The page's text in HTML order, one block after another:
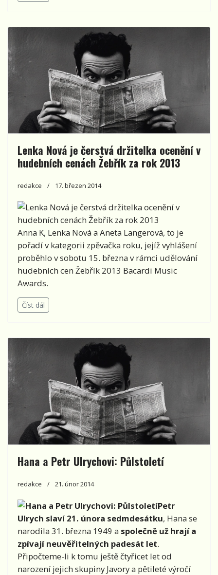
Lenka Nová je čerstvá držitelka ocenění v
hudebních cenách Žebřík za rok 2013
redakce 17. březen 2014
Anna K, Lenka Nová a Aneta Langerová, to je
pořadí v kategorii zpěvačka roku, jejíž vyhlášení
proběhlo v sobotu 15. března v rámci udělování
hudebních cen Žebřík 2013 Bacardi Music
Awards.
Číst dál
Hana a Petr Ulrychovi: Půlstoletí
redakce 21. únor 2014
Petr
Ulrych slaví 21. února sedmdesátku, Hana se
narodila 31. března 1949 a společně už hrají a
zpívají neuvěřitelných padesát let.
Připočteme-li k tomu ještě čtyřicet let od
narození jejich skupiny Javory a pětileté výročí